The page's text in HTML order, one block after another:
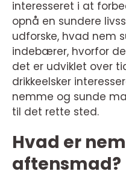
interesseret i at
opnå en sundere
udforske, hvad nem
indebærer, hvorfor
det er udviklet over
drikkeelsker
nemme og sunde
til det rette sted.
Hvad er
aftensmad?